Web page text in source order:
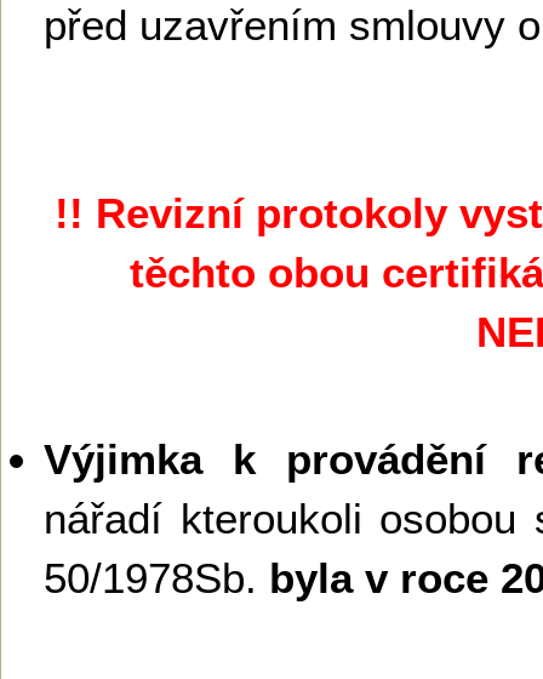
před uzavřením smlouvy
!! Revizní protokoly
těchto obou
Výjimka k provádění
nářadí kteroukoli
50/1978Sb. byla v roce